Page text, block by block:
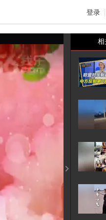
登录
相